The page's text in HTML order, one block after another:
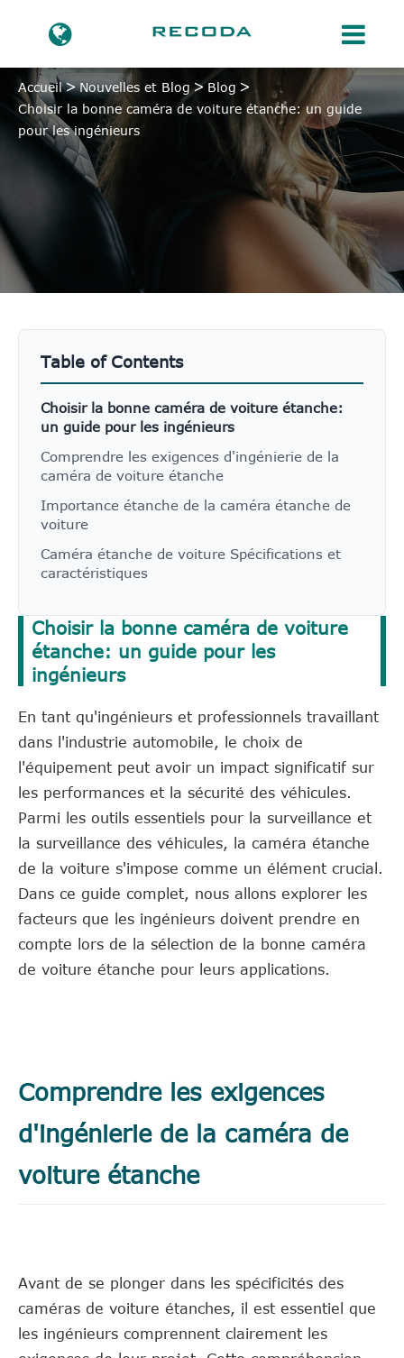
Accueil Nouvelles et Blog
Blog
Choisir la bonne caméra de voiture étanche: un guide
pour les ingénieurs
Choisir la bonne caméra de voiture
étanche: un guide pour les
ingénieurs
En tant qu'ingénieurs et professionnels travaillant
dans l'industrie automobile, le choix de
l'équipement peut avoir un impact significatif sur
les performances et la sécurité des véhicules.
Parmi les outils essentiels pour la surveillance et
la surveillance des véhicules, la caméra étanche
de la voiture s'impose comme un élément crucial.
Dans ce guide complet, nous allons explorer les
facteurs que les ingénieurs doivent prendre en
compte lors de la sélection de la bonne caméra
de voiture étanche pour leurs applications.
Comprendre les exigences
d'ingénierie de la caméra de
voiture étanche
Avant de se plonger dans les spécificités des
caméras de voiture étanches, il est essentiel que
les ingénieurs comprennent clairement les
Table of Contents
Choisir la bonne caméra de voiture étanche:
un guide pour les ingénieurs
Comprendre les exigences d'ingénierie de la
caméra de voiture étanche
Importance étanche de la caméra étanche de
voiture
Caméra étanche de voiture Spécifications et
caractéristiques